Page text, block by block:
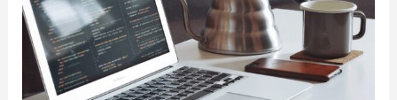
Harga
Web
Sesuai
Bugdet